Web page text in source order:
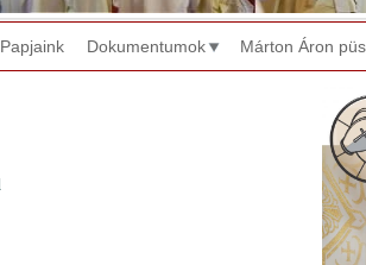
Papjaink Dokumentumok Márton Áron